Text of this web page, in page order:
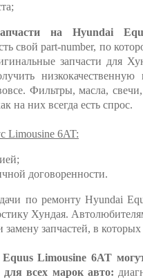
на Hyundai
свой part-number, по
запчасти для
низкокачественную
Фильтры, масла,
на них всегда есть спрос.
Limousine 6AT:
договоренности.
по ремонту Hyundai
Хундая.
запчастей, в
Limousine 6AT
всех марок авто: